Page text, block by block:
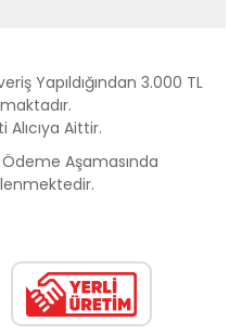
Yapıldığından 3.000 TL
Aittir.
Aşamasında